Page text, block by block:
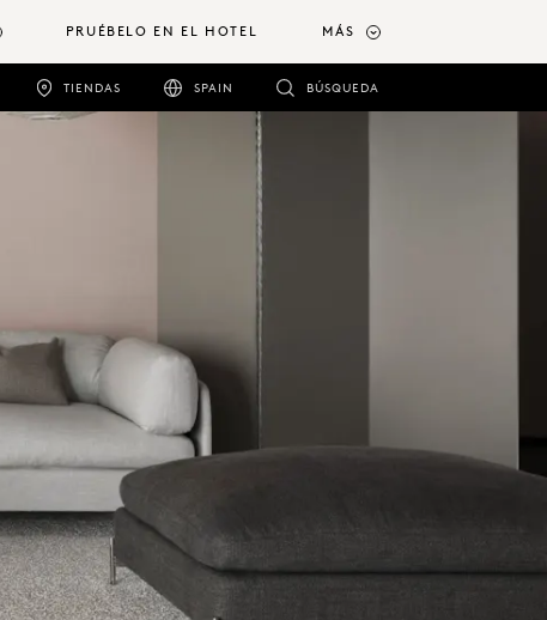
PRUÉBELO EN EL HOTEL MÁS
TIENDAS SPAIN BÚSQUEDA